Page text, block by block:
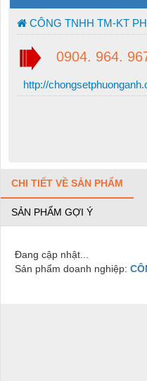
CÔNG TNHH TM-KT
0904. 964.
http://
CHI TIẾT VỀ SẢN PHẨM
SẢN PHẨM GỢI Ý
Đang cập nhật...
Sản phẩm doanh nghiệp: